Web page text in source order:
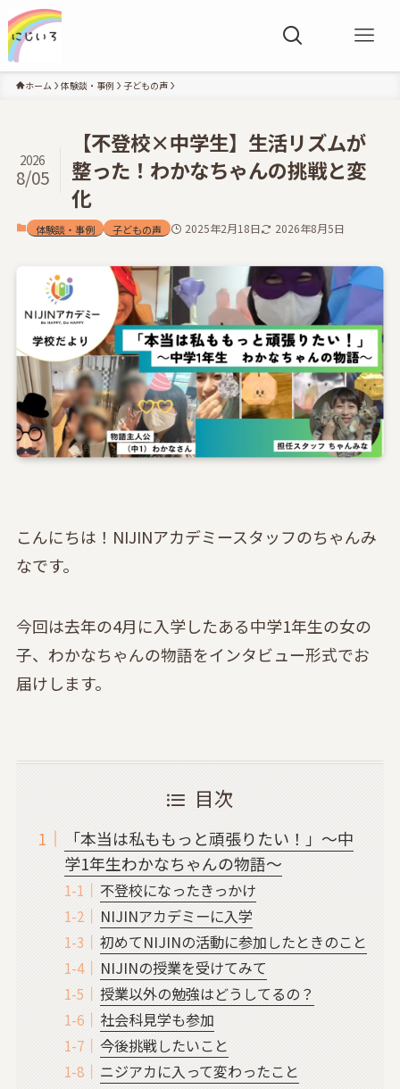
ホーム 体験談・事例 子どもの声
【不登校×中学生】生活リズムが
整った！わかなちゃんの挑戦と変
化
2026
8/05
体験談・事例 子どもの声 2025年2月18日 2026年8月5日
こんにちは！NIJINアカデミースタッフのちゃんみ
なです。
今回は去年の4月に入学したある中学1年生の女の
子、わかなちゃんの物語をインタビュー形式でお
届けします。
目次
「本当は私ももっと頑張りたい！」〜中
学1年生わかなちゃんの物語〜
不登校になったきっかけ
NIJINアカデミーに入学
初めてNIJINの活動に参加したときのこと
NIJINの授業を受けてみて
授業以外の勉強はどうしてるの？
社会科見学も参加
今後挑戦したいこと
ニジアカに入って変わったこと